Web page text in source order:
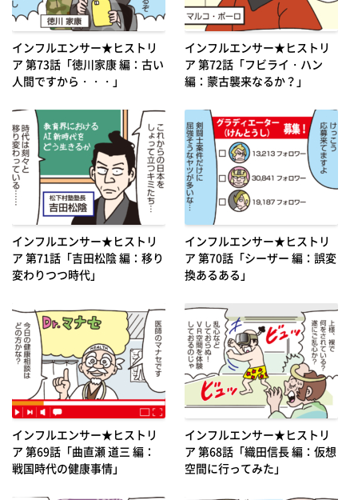
インフルエンサー★ヒストリ
ア 第73話「徳川家康 編：古い
人間ですから・・・」
インフルエンサー★ヒストリ
ア 第72話「フビライ・ハン
編：蒙古襲来なるか？」
インフルエンサー★ヒストリ
ア 第71話「吉田松陰 編：移り
変わりつつ時代」
インフルエンサー★ヒストリ
ア 第70話「シーザー 編：誤変
換あるある」
インフルエンサー★ヒストリ
ア 第69話「曲直瀬 道三 編：
戦国時代の健康事情」
インフルエンサー★ヒストリ
ア 第68話「織田信長 編：仮想
空間に行ってみた」